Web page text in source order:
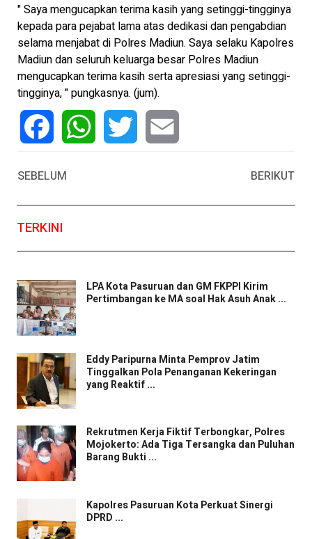
" Saya mengucapkan terima kasih yang setinggi-tingginya
kepada para pejabat lama atas dedikasi dan pengabdian
selama menjabat di Polres Madiun. Saya selaku Kapolres
Madiun dan seluruh keluarga besar Polres Madiun
mengucapkan terima kasih serta apresiasi yang setinggi-
tingginya, " pungkasnya. (jum).
SEBELUM
BERIKUT
TERKINI
LPA Kota Pasuruan dan GM FKPPI Kirim
Pertimbangan ke MA soal Hak Asuh Anak ...
Eddy Paripurna Minta Pemprov Jatim
Tinggalkan Pola Penanganan Kekeringan
yang Reaktif ...
Rekrutmen Kerja Fiktif Terbongkar, Polres
Mojokerto: Ada Tiga Tersangka dan Puluhan
Barang Bukti ...
Kapolres Pasuruan Kota Perkuat Sinergi
DPRD ...